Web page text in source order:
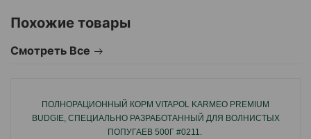
Содержит любимые средними попугаями зерна
Rio - для ярких, активных, энергичных пернатых!
Страна производитель: Россия.
Похожие товары
Смотреть Все
ПОЛНОРАЦИОННЫЙ КОРМ VITAPOL KARMEO PREMIUM
BUDGIE, СПЕЦИАЛЬНО РАЗРАБОТАННЫЙ ДЛЯ ВОЛНИСТЫХ
ПОПУГАЕВ 500Г #0211.